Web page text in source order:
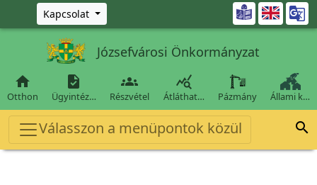
Ugrás a fő tartalomra
Kapcsolat 
Józsefvárosi Önkormányzat

Otthon

Ügyintéz…

Részvétel

Átláthat… Pázmány Állami k…
Válasszon a menüpontok közül 